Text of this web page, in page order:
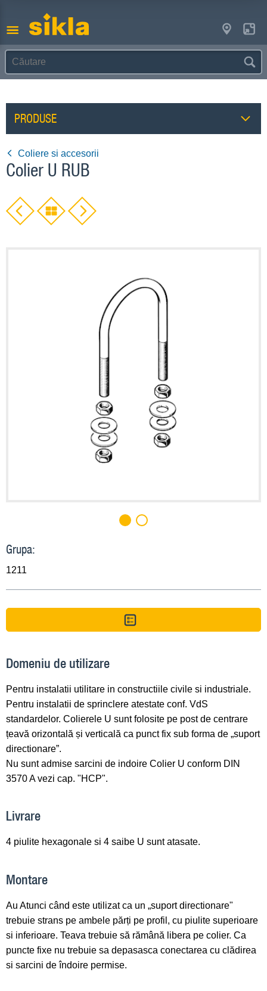
PRODUSE
Coliere si accesorii
Colier U RUB
Grupa:
1211
Domeniu de utilizare
Pentru instalatii utilitare in constructiile civile si industriale.
Pentru instalatii de sprinclere atestate conf. VdS
standardelor. Colierele U sunt folosite pe post de centrare
țeavă orizontală și verticală ca punct fix sub forma de „suport
directionare”.
Nu sunt admise sarcini de indoire Colier U conform DIN
3570 A vezi cap. "HCP".
Livrare
4 piulite hexagonale si 4 saibe U sunt atasate.
Montare
Au Atunci când este utilizat ca un „suport directionare"
trebuie strans pe ambele părți pe profil, cu piulite superioare
si inferioare. Teava trebuie să rămână libera pe colier. Ca
puncte fixe nu trebuie sa depasasca conectarea cu clădirea
si sarcini de îndoire permise.